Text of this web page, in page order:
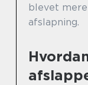
blevet
afslapning.